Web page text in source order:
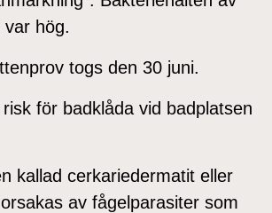
var hög.
togs den 30 juni.
för badklåda vid badplatsen
kallad cerkariedermatit eller
av fågelparasiter som